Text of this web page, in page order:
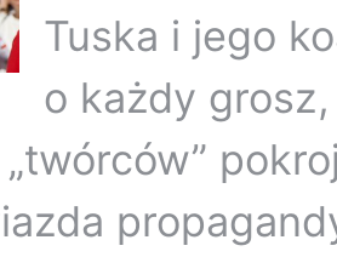
Tuska i jego
o każdy